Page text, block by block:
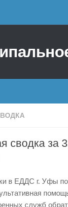
отряд г.
пострадавших
сводка за
в ЕДДС г. Уфы
служб